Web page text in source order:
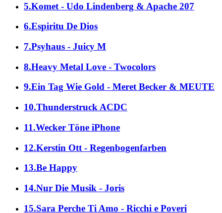
5.Komet - Udo Lindenberg & Apache 207
6.Espiritu De Dios
7.Psyhaus - Juicy M
8.Heavy Metal Love - Twocolors
9.Ein Tag Wie Gold - Meret Becker & MEUTE
10.Thunderstruck ACDC
11.Wecker Töne iPhone
12.Kerstin Ott - Regenbogenfarben
13.Be Happy
14.Nur Die Musik - Joris
15.Sara Perche Ti Amo - Ricchi e Poveri